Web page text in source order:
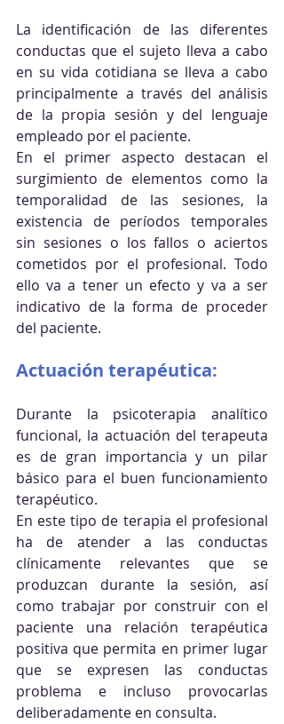
La identificación de las diferentes
conductas que el sujeto lleva a cabo
en su vida cotidiana se lleva a cabo
principalmente a través del análisis
de la propia sesión y del lenguaje
empleado por el paciente.
En el primer aspecto destacan el
surgimiento de elementos como la
temporalidad de las sesiones, la
existencia de períodos temporales
sin sesiones o los fallos o aciertos
cometidos por el profesional. Todo
ello va a tener un efecto y va a ser
indicativo de la forma de proceder
del paciente.
Actuación terapéutica:
Durante la psicoterapia analítico
funcional, la actuación del terapeuta
es de gran importancia y un pilar
básico para el buen funcionamiento
terapéutico.
En este tipo de terapia el profesional
ha de atender a las conductas
clínicamente relevantes que se
produzcan durante la sesión, así
como trabajar por construir con el
paciente una relación terapéutica
positiva que permita en primer lugar
que se expresen las conductas
problema e incluso provocarlas
deliberadamente en consulta.